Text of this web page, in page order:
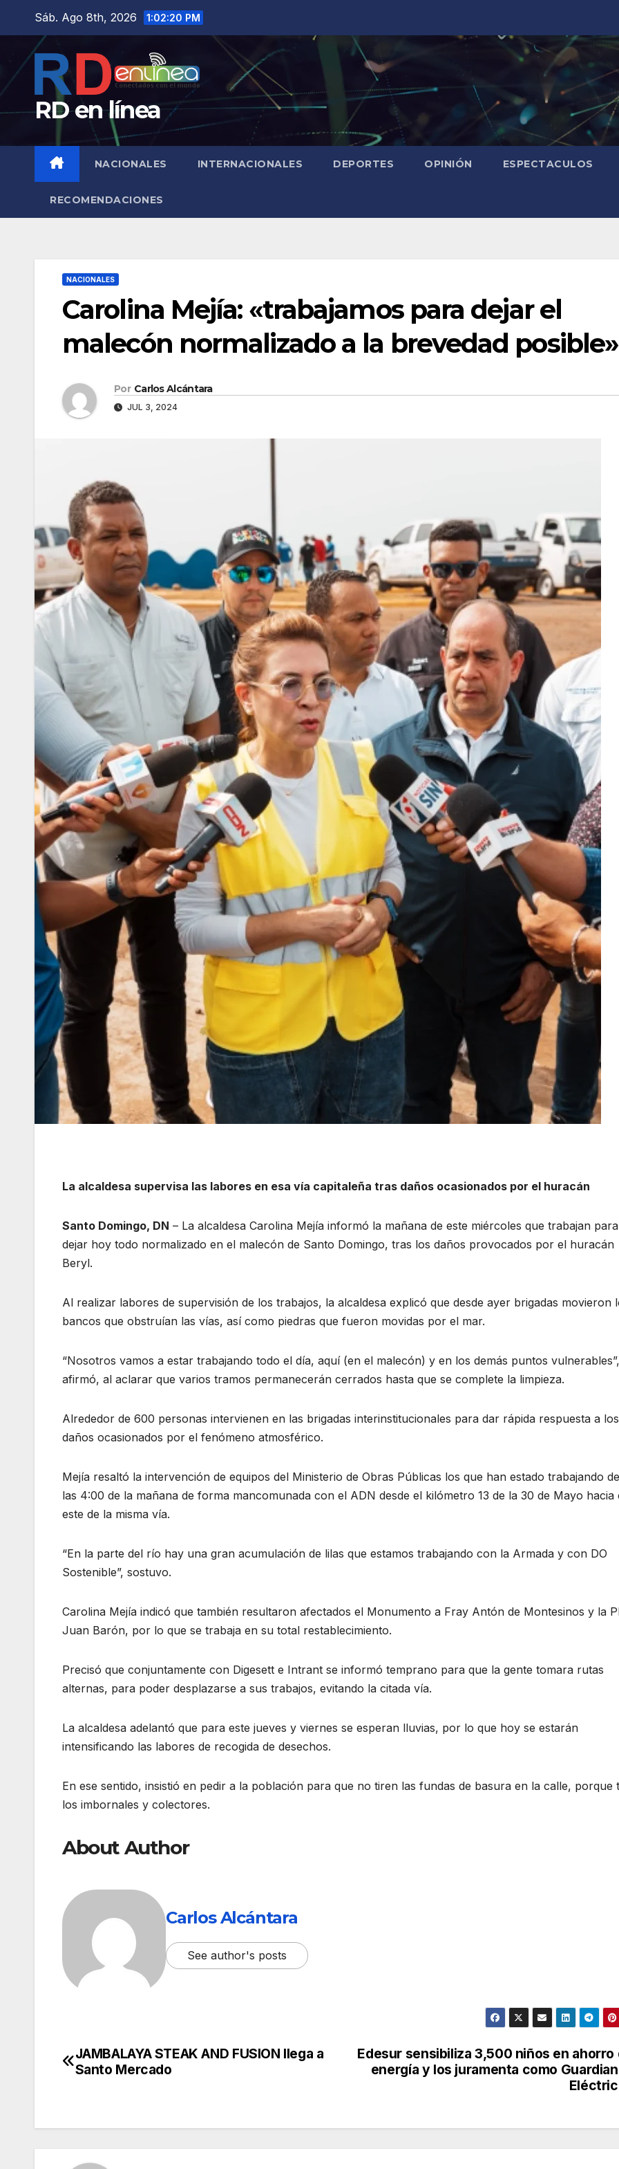
contenido
Sáb. Ago 8th, 2026 1:02:21 PM
RD en línea
NACIONALES INTERNACIONALES DEPORTES OPINIÓN ESPECTACULOS
RECOMENDACIONES
NACIONALES
Carolina Mejía: «trabajamos para dejar el
malecón normalizado a la brevedad posible»
Por Carlos Alcántara
JUL 3, 2024
La alcaldesa supervisa las labores en esa vía capitaleña tras daños ocasionados por el huracán
Santo Domingo, DN – La alcaldesa Carolina Mejía informó la mañana de este miércoles que trabajan para
dejar hoy todo normalizado en el malecón de Santo Domingo, tras los daños provocados por el huracán
Beryl.
Al realizar labores de supervisión de los trabajos, la alcaldesa explicó que desde ayer brigadas movieron
bancos que obstruían las vías, así como piedras que fueron movidas por el mar.
“Nosotros vamos a estar trabajando todo el día, aquí (en el malecón) y en los demás puntos vulnerables”,
afirmó, al aclarar que varios tramos permanecerán cerrados hasta que se complete la limpieza.
Alrededor de 600 personas intervienen en las brigadas interinstitucionales para dar rápida respuesta a los
daños ocasionados por el fenómeno atmosférico.
Mejía resaltó la intervención de equipos del Ministerio de Obras Públicas los que han estado trabajando
las 4:00 de la mañana de forma mancomunada con el ADN desde el kilómetro 13 de la 30 de Mayo hacia
este de la misma vía.
“En la parte del río hay una gran acumulación de lilas que estamos trabajando con la Armada y con DO
Sostenible”, sostuvo.
Carolina Mejía indicó que también resultaron afectados el Monumento a Fray Antón de Montesinos y la
Juan Barón, por lo que se trabaja en su total restablecimiento.
Precisó que conjuntamente con Digesett e Intrant se informó temprano para que la gente tomara rutas
alternas, para poder desplazarse a sus trabajos, evitando la citada vía.
La alcaldesa adelantó que para este jueves y viernes se esperan lluvias, por lo que hoy se estarán
intensificando las labores de recogida de desechos.
En ese sentido, insistió en pedir a la población para que no tiren las fundas de basura en la calle, porque
los imbornales y colectores.
About Author
Carlos Alcántara
See author's posts
Navegación
Edesur sensibiliza 3,500 niños en ahorro
energía y los juramenta como
JAMBALAYA STEAK AND FUSION llega a
Santo Mercado